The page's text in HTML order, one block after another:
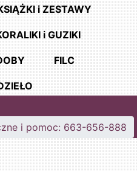
i ZESTAWY
i GUZIKI
FILC
i pomoc: 663-656-888